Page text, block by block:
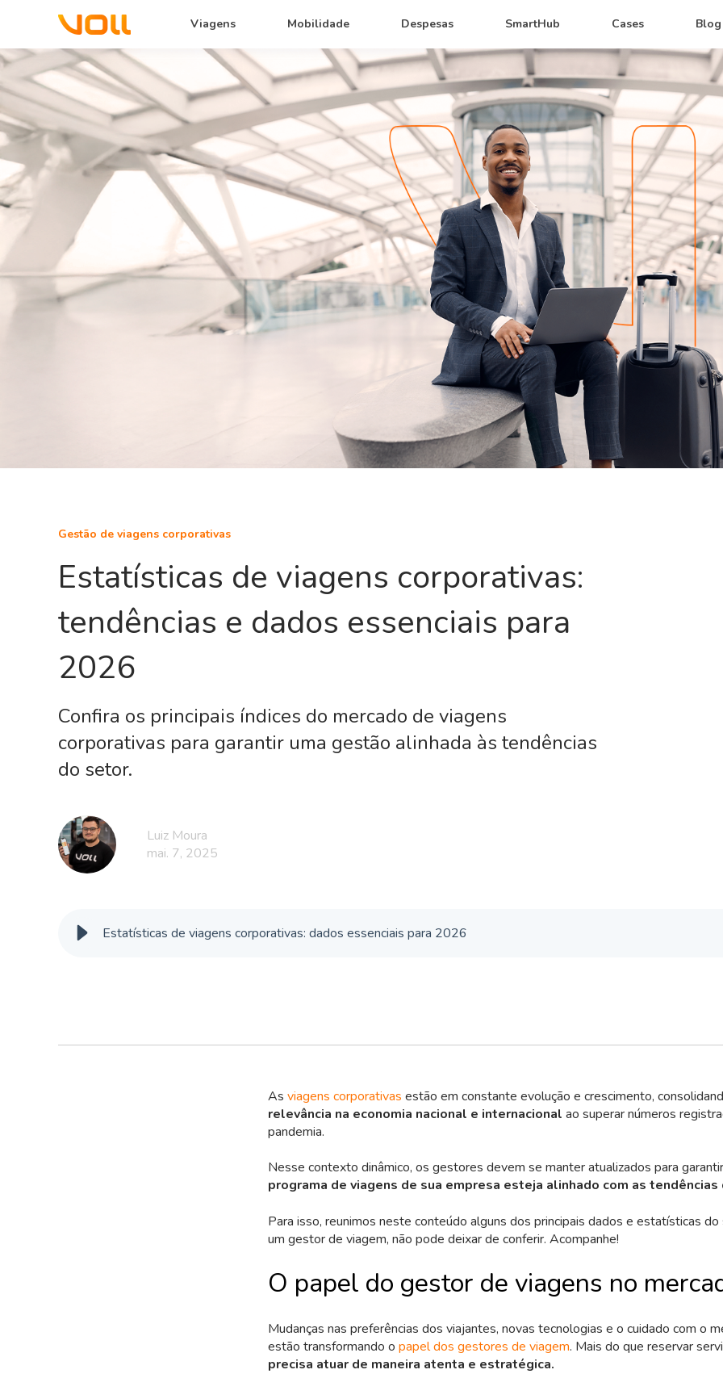
Viagens Mobilidade Despesas SmartHub Cases Blog
Gestão de viagens corporativas
Estatísticas de viagens corporativas:
tendências e dados essenciais para
2026
Confira os principais índices do mercado de viagens
corporativas para garantir uma gestão alinhada às tendências
do setor.
Luiz Moura
mai. 7, 2025
Estatísticas de viagens corporativas: dados essenciais para 2026
As viagens corporativas estão em constante evolução e crescimento,
relevância na economia nacional e internacional ao superar números
pandemia.
Nesse contexto dinâmico, os gestores devem se manter atualizados para
programa de viagens de sua empresa esteja alinhado com as tendências
Para isso, reunimos neste conteúdo alguns dos principais dados e estatísticas
um gestor de viagem, não pode deixar de conferir. Acompanhe!
O papel do gestor de viagens no
Mudanças nas preferências dos viajantes, novas tecnologias e o cuidado com o
estão transformando o papel dos gestores de viagem. Mais do que reservar
precisa atuar de maneira atenta e estratégica.